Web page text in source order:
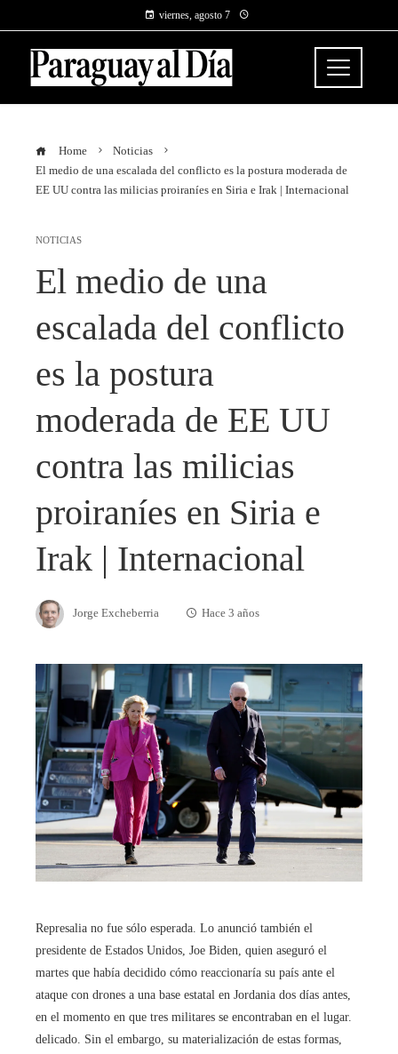
viernes, agosto 7
Home
Noticias
El medio de una escalada del conflicto es la postura moderada de
EE UU contra las milicias proiraníes en Siria e Irak | Internacional
NOTICIAS
El medio de una
escalada del conflicto
es la postura
moderada de EE UU
contra las milicias
proiraníes en Siria e
Irak | Internacional
Jorge Excheberria Hace 3 años
Represalia no fue sólo esperada. Lo anunció también el
presidente de Estados Unidos, Joe Biden, quien aseguró el
martes que había decidido cómo reaccionaría su país ante el
ataque con drones a una base estatal en Jordania dos días antes,
en el momento en que tres militares se encontraban en el lugar.
delicado. Sin el embargo, su materialización de estas formas,